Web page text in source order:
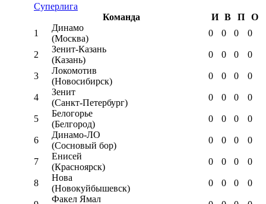
Суперлига
Команда
И В П
О
1
Динамо
(Москва)
0 0 0 0
2
Зенит-Казань
(Казань)
0 0 0 0
3
Локомотив
(Новосибирск)
0 0 0 0
4
Зенит
(Санкт-Петербург)
0 0 0 0
5
Белогорье
(Белгород)
0 0 0 0
6
Динамо-ЛО
(Сосновый бор)
0 0 0 0
7
Енисей
(Красноярск)
0 0 0 0
8
Нова
(Новокуйбышевск)
0 0 0 0
Факел Ямал